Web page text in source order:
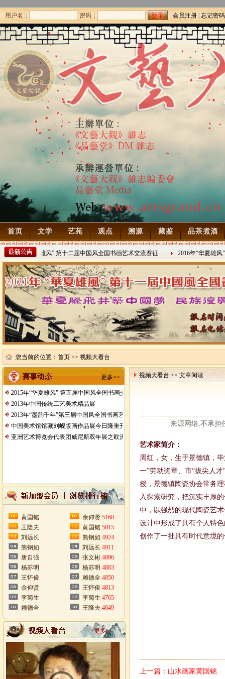
用户名： 密码： 会员注册|忘记密码
首页 文学 艺苑 观点 溯源 藏鉴 品茶煮酒
2022年“华夏雄风” 第十二届中国风全国书画艺术交流赛征
8/15
2016年“华夏雄风”
2016/8/27
您当前的位置： 首页 >> 视频大看台
更多>>
2015年“华夏雄风” 第五届中国风全国书画交流赛暨纪念抗日战争胜利70周年书画
2013年中国传统工艺美术精品展
2013年“墨韵千年”第三届中国风全国书画艺术交流赛征稿
中国美术馆馆藏刘岘版画作品展今日隆重开展
亚洲艺术博览会代表团威尼斯双年展之欧洲行
黄国铭
王隆夫
刘远长
熊钢如
唐自强
杨苏明
王怀俊
余仰贤
李菊生
赖德全
余仰贤 5168
黄国铭 5015
熊钢如 4924
刘远长 4911
张文彬 4896
杨苏明 4883
赖德全 4850
王怀俊 4813
李菊生 4765
王隆夫 4649
更多>>
视频大看台 >> 文章阅读
来源网络,不承担
艺术家简介：
周红，女，生于景德镇，
一”劳动奖章、市“拔尖人
授，景德镇陶瓷协会常务
入探索研究，把沉实丰厚
中，以强烈的现代陶瓷艺
设计中形成了具有个人特
创作了一批具有时代意境
上一篇： 山水画家黄国铭